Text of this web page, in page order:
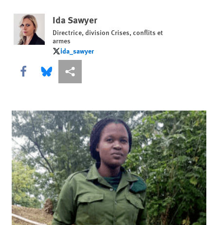
Ida Sawyer
Directrice, division Crises, conflits et
armes
ida_sawyer
ida_sawyer
Share this via Facebook
Share this via Bluesky
Share this via Partagez